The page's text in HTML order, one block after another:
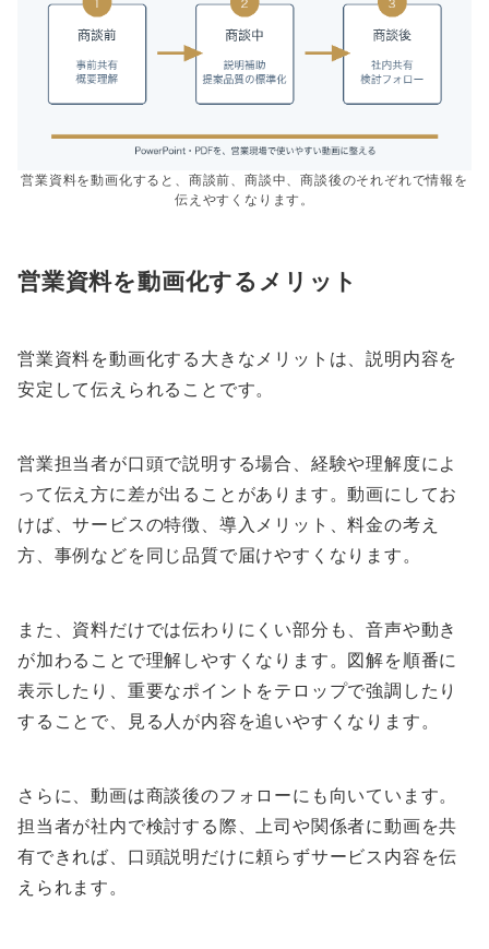
営業資料を動画化すると、商談前、商談中、商談後のそれぞれで情報を
伝えやすくなります。
営業資料を動画化するメリット
営業資料を動画化する大きなメリットは、説明内容を
安定して伝えられることです。
営業担当者が口頭で説明する場合、経験や理解度によ
って伝え方に差が出ることがあります。動画にしてお
けば、サービスの特徴、導入メリット、料金の考え
方、事例などを同じ品質で届けやすくなります。
また、資料だけでは伝わりにくい部分も、音声や動き
が加わることで理解しやすくなります。図解を順番に
表示したり、重要なポイントをテロップで強調したり
することで、見る人が内容を追いやすくなります。
さらに、動画は商談後のフォローにも向いています。
担当者が社内で検討する際、上司や関係者に動画を共
有できれば、口頭説明だけに頼らずサービス内容を伝
えられます。